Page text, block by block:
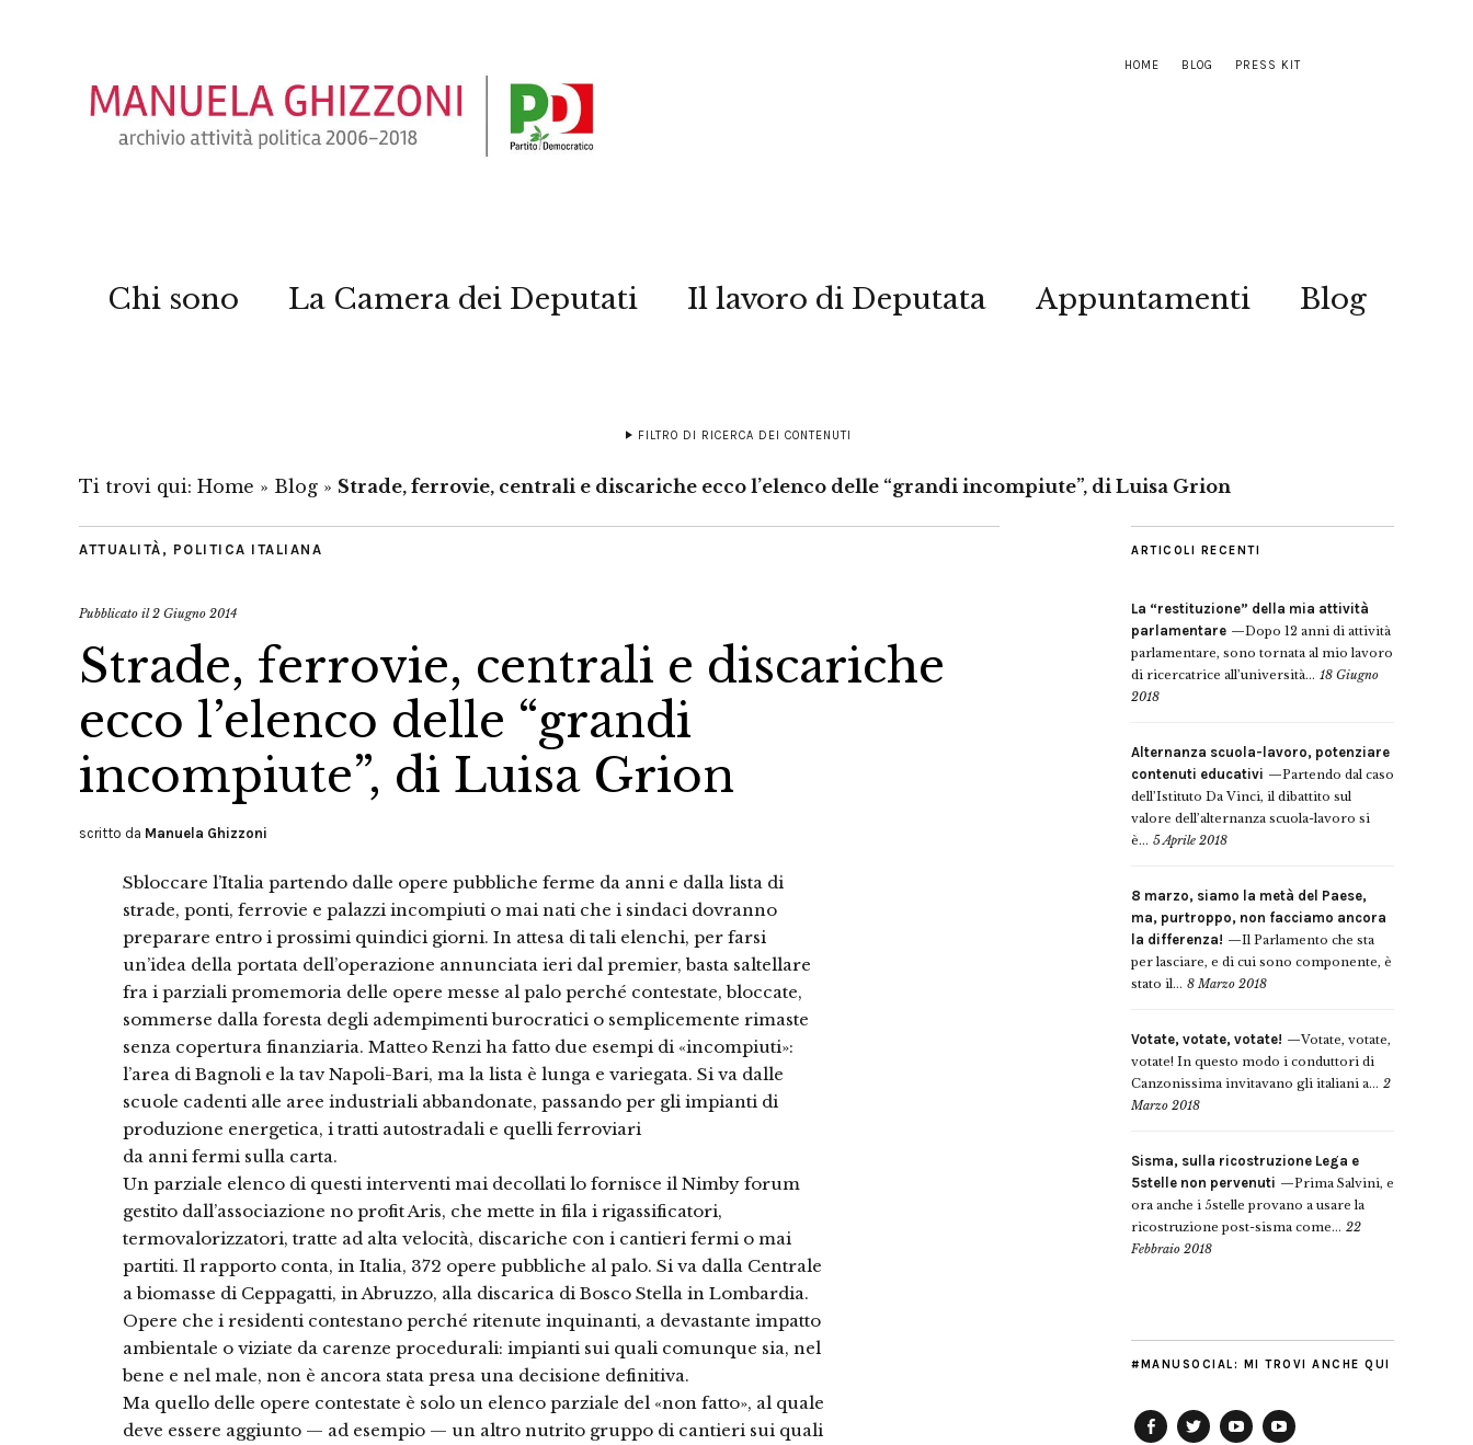
HOME BLOG PRESS KIT
Chi sono La Camera dei Deputati Il lavoro di Deputata Appuntamenti Blog
FILTRO DI RICERCA DEI CONTENUTI
Ti trovi qui: Home » Blog » Strade, ferrovie, centrali e discariche ecco l’elenco delle “grandi incompiute”, di Luisa Grion
ATTUALITÀ , POLITICA ITALIANA
Pubblicato il2 Giugno 2014
Strade, ferrovie, centrali e discariche
ecco l’elenco delle “grandi
incompiute”, di Luisa Grion
scritto da Manuela Ghizzoni
Sbloccare l’Italia partendo dalle opere pubbliche ferme da anni e dalla lista di
strade, ponti, ferrovie e palazzi incompiuti o mai nati che i sindaci dovranno
preparare entro i prossimi quindici giorni. In attesa di tali elenchi, per farsi
un’idea della portata dell’operazione annunciata ieri dal premier, basta saltellare
fra i parziali promemoria delle opere messe al palo perché contestate, bloccate,
sommerse dalla foresta degli adempimenti burocratici o semplicemente rimaste
senza copertura finanziaria. Matteo Renzi ha fatto due esempi di «incompiuti»:
l’area di Bagnoli e la tav Napoli-Bari, ma la lista è lunga e variegata. Si va dalle
scuole cadenti alle aree industriali abbandonate, passando per gli impianti di
produzione energetica, i tratti autostradali e quelli ferroviari
da anni fermi sulla carta.
Un parziale elenco di questi interventi mai decollati lo fornisce il Nimby forum
gestito dall’associazione no profit Aris, che mette in fila i rigassificatori,
termovalorizzatori, tratte ad alta velocità, discariche con i cantieri fermi o mai
partiti. Il rapporto conta, in Italia, 372 opere pubbliche al palo. Si va dalla Centrale
a biomasse di Ceppagatti, in Abruzzo, alla discarica di Bosco Stella in Lombardia.
Opere che i residenti contestano perché ritenute inquinanti, a devastante impatto
ambientale o viziate da carenze procedurali: impianti sui quali comunque sia, nel
bene e nel male, non è ancora stata presa una decisione definitiva.
Ma quello delle opere contestate è solo un elenco parziale del «non fatto», al quale
deve essere aggiunto — ad esempio — un altro nutrito gruppo di cantieri sui quali
ARTICOLI RECENTI
La “restituzione” della mia attività
parlamentare
Dopo 12 anni di attività
parlamentare, sono tornata al mio lavoro
di ricercatrice all’università... 18 Giugno
2018
Alternanza scuola-lavoro, potenziare
contenuti educativi
Partendo dal caso
dell’Istituto Da Vinci, il dibattito sul
valore dell’alternanza scuola-lavoro si
è... 5 Aprile 2018
8 marzo, siamo la metà del Paese,
ma, purtroppo, non facciamo ancora
la differenza!
Il Parlamento che sta
per lasciare, e di cui sono componente, è
stato il... 8 Marzo 2018
Votate, votate, votate!
Votate, votate,
votate! In questo modo i conduttori di
Canzonissima invitavano gli italiani a... 2
Marzo 2018
Sisma, sulla ricostruzione Lega e
5stelle non pervenuti
Prima Salvini, e
ora anche i 5stelle provano a usare la
ricostruzione post-sisma come... 22
Febbraio 2018
#MANUSOCIAL: MI TROVI ANCHE QUI